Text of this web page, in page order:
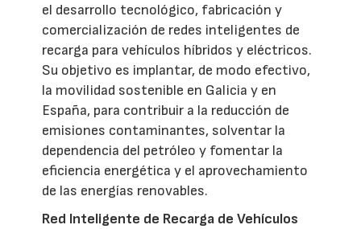
el desarrollo tecnológico, fabricación y
comercialización de redes inteligentes de
recarga para vehículos híbridos y eléctricos.
Su objetivo es implantar, de modo efectivo,
la movilidad sostenible en Galicia y en
España, para contribuir a la reducción de
emisiones contaminantes, solventar la
dependencia del petróleo y fomentar la
eficiencia energética y el aprovechamiento
de las energías renovables.
Red Inteligente de Recarga de Vehículos